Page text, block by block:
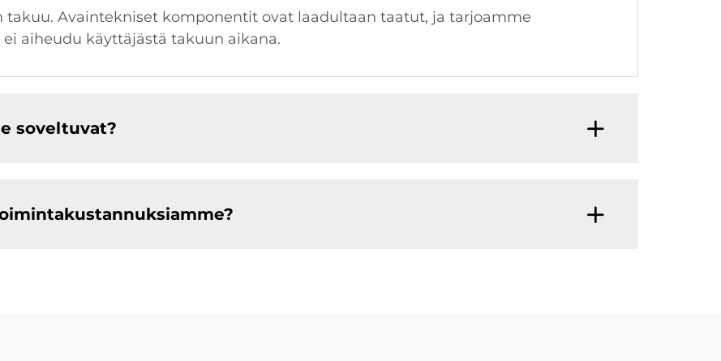
takuu. Avaintekniset komponentit ovat laadultaan taatut, ja tarjoamme
aiheudu käyttäjästä takuun aikana.
soveltuvat?